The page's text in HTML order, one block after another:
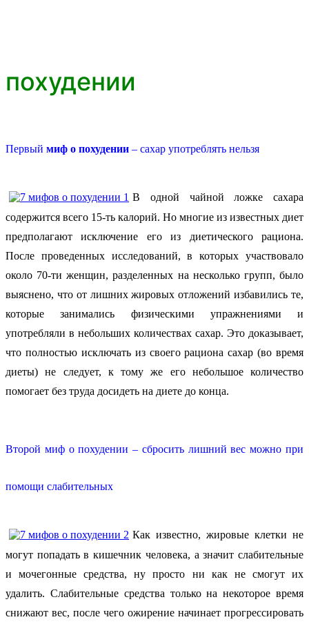
похудении
Первый миф о похудении – сахар употреблять нельзя
В одной чайной ложке сахара
содержится всего 15-ть калорий. Но многие из известных диет
предполагают исключение его из диетического рациона.
После проведенных исследований, в которых участвовало
около 70-ти женщин, разделенных на несколько групп, было
выяснено, что от лишних жировых отложений избавились те,
которые занимались физическими упражнениями и
употребляли в небольших количествах сахар. Это доказывает,
что полностью исключать из своего рациона сахар (во время
диеты) не следует, к тому же его небольшое количество
помогает без труда досидеть на диете до конца.
Второй миф о похудении – сбросить лишний вес можно при
помощи слабительных
Как известно, жировые клетки не
могут попадать в кишечник человека, а значит слабительные
и мочегонные средства, ну просто ни как не смогут их
удалить. Слабительные средства только на некоторое время
снижают вес, после чего ожирение начинает прогрессировать